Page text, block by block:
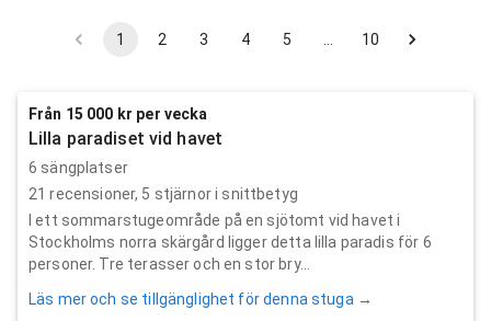
1 2 3 4 5 10
Från 15 000 kr per vecka
Lilla paradiset vid havet
6 sängplatser
21 recensioner, 5 stjärnor i snittbetyg
I ett sommarstugeområde på en sjötomt vid havet i
Stockholms norra skärgård ligger detta lilla paradis för 6
personer. Tre terasser och en stor bry...
Läs mer och se tillgänglighet för denna stuga →